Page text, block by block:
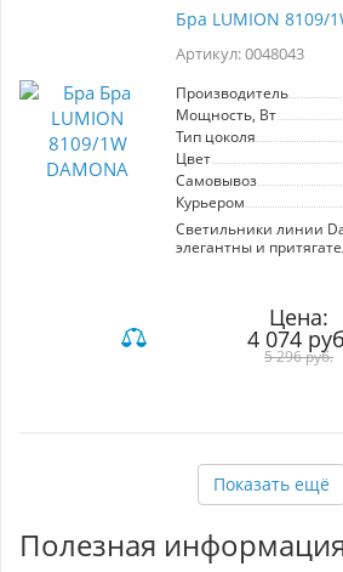
Бра LUMION 8109/
Артикул: 0048043
Производитель
Мощность, Вт
Тип цоколя
Цвет
Самовывоз
Курьером
Светильники линии
элегантны и
латунь титаниум.
представлены в двух
оттенок в
серого при
при включенном и от
золотистого. Снизу
акриловый
стеклянного
Цена:
4 074
5 296 руб.
Показать ещё
Полезная